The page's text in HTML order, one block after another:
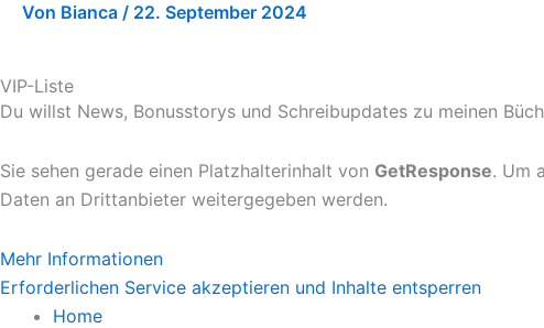
Von Bianca / 22. September 2024
VIP-Liste
Du willst News, Bonusstorys und Schreibupdates zu meinen
Sie sehen gerade einen Platzhalterinhalt von GetResponse. Um
Daten an Drittanbieter weitergegeben werden.
Mehr Informationen
Erforderlichen Service akzeptieren und Inhalte entsperren
Home